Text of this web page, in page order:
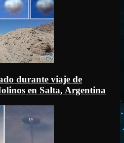
durante viaje de
en Salta, Argentina